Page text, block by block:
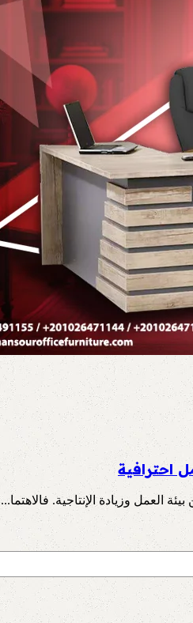
احترافية
وزيادة الإنتاجية. فالاهتما...